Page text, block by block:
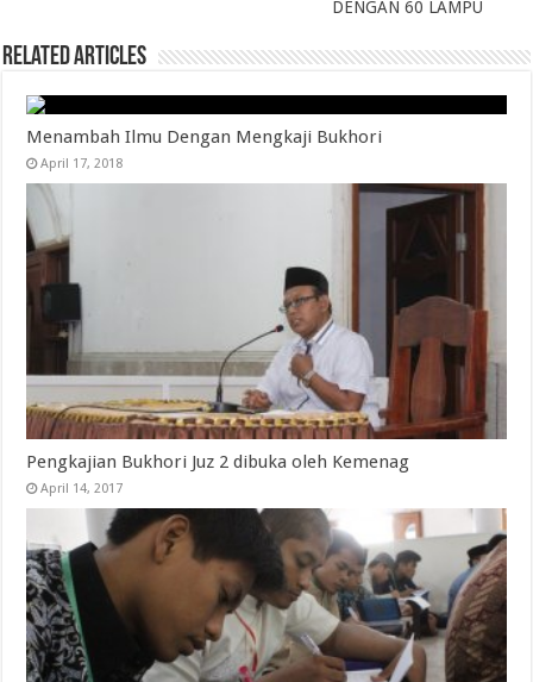
DENGAN 60 LAMPU
Related Articles
Menambah Ilmu Dengan Mengkaji Bukhori
April 17, 2018
Pengkajian Bukhori Juz 2 dibuka oleh Kemenag
April 14, 2017